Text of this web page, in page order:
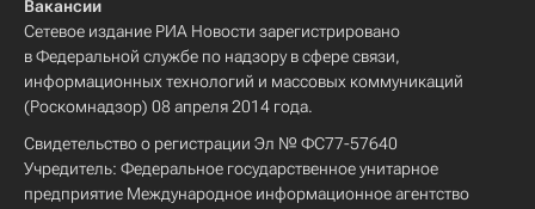
Вакансии
Сетевое издание РИА Новости зарегистрировано
в Федеральной службе по надзору в сфере связи,
информационных технологий и массовых коммуникаций
(Роскомнадзор) 08 апреля 2014 года.
Свидетельство о регистрации Эл № ФС77-57640
Учредитель: Федеральное государственное унитарное
предприятие Международное информационное агентство